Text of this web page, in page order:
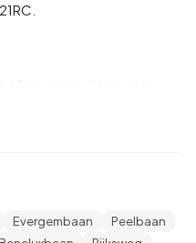
meeste inwoners zijn 25
en 15,4% is
uit Nederland, 15 komen
Evergembaan
Peelbaan